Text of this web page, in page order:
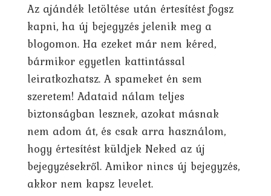
Az ajándék letöltése után értesítést fogsz
kapni, ha új bejegyzés jelenik meg a
blogomon. Ha ezeket már nem kéred,
bármikor egyetlen kattintással
leiratkozhatsz. A spameket én sem
szeretem! Adataid nálam teljes
biztonságban lesznek, azokat másnak
nem adom át, és csak arra használom,
hogy értesítést küldjek Neked az új
bejegyzésekről. Amikor nincs új bejegyzés,
akkor nem kapsz levelet.